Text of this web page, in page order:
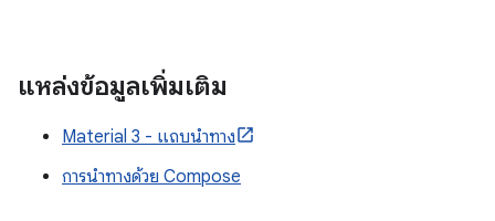
แหล่งข้อมูลเพิ่มเติม
Material 3 - แถบนำทาง
การนำทางด้วย Compose